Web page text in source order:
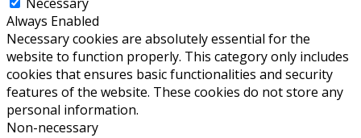
Always Enabled
Necessary cookies are absolutely essential for the
website to function properly. This category only includes
cookies that ensures basic functionalities and security
features of the website. These cookies do not store any
personal information.
Non-necessary